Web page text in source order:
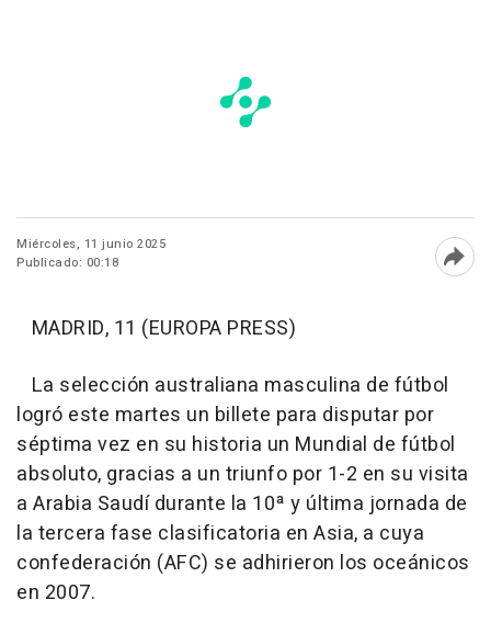
Miércoles, 11 junio 2025
Publicado: 00:18
MADRID, 11 (EUROPA PRESS)
La selección australiana masculina de fútbol
logró este martes un billete para disputar por
séptima vez en su historia un Mundial de fútbol
absoluto, gracias a un triunfo por 1-2 en su visita
a Arabia Saudí durante la 10ª y última jornada de
la tercera fase clasificatoria en Asia, a cuya
confederación (AFC) se adhirieron los oceánicos
en 2007.